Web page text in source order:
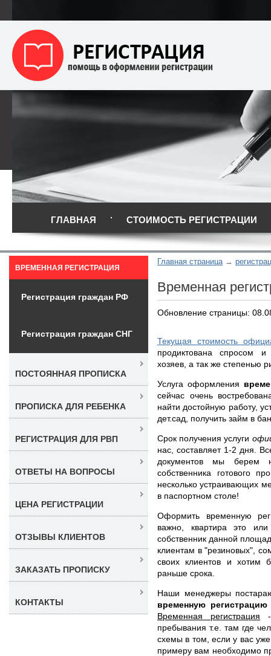
ГЛАВНАЯ СТОИМОСТЬ РЕГИСТРАЦИИ
Главная страница
Временная
Обновление страницы:
Текущая стоимость
продиктована спросом
хозяев, а так же степенью
Услуга оформления
сейчас очень
найти достойную работу,
дет.сад, получить займ в
Срок получения услуги
нас, составляет 1-2 дня.
документов мы берем
собственника готового
несколько устраивающих
в паспортном столе!
Оформить временную
важно, квартира это
собственник данной
клиентам в "резиновых",
своих клиентов и хотим
раньше срока.
Наши менеджеры
временную
Временная регистрация -
пребывания т.е. там где
схемы в том, если у вас
примеру вам необходимо
ВРЕМЕННАЯ РЕГИСТРАЦИЯ
Регистрация граждан РФ
Регистрация граждан СНГ
ПОСТОЯННАЯ ПРОПИСКА
ПРОПИСКА ДЛЯ РЕБЕНКА
РЕГИСТРАЦИЯ ДЛЯ РВП
ОТВЕТЫ НА ВОПРОСЫ
ЦЕНА РЕГИСТРАЦИИ
ОТЗЫВЫ КЛИЕНТОВ
ЗАКАЗАТЬ ПРОПИСКУ
КОНТАКТЫ